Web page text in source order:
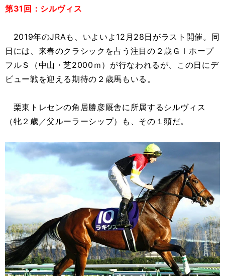
第31回：シルヴィス
2019年のJRAも、いよいよ12月28日がラスト開催。同
日には、来春のクラシックを占う注目の２歳ＧＩホープ
フルＳ（中山・芝2000ｍ）が行なわれるが、この日にデ
ビュー戦を迎える期待の２歳馬もいる。
栗東トレセンの角居勝彦厩舎に所属するシルヴィス
（牝２歳／父ルーラーシップ）も、その１頭だ。